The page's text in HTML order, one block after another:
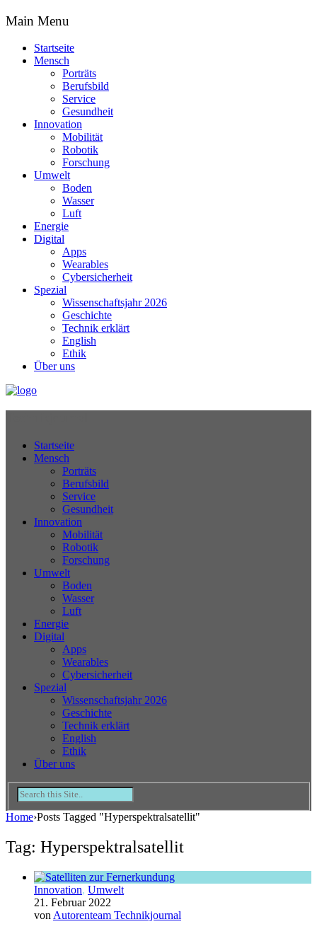
Main Menu
Startseite
Mensch
Porträts
Berufsbild
Service
Gesundheit
Innovation
Mobilität
Robotik
Forschung
Umwelt
Boden
Wasser
Luft
Energie
Digital
Apps
Wearables
Cybersicherheit
Spezial
Wissenschaftsjahr 2026
Geschichte
Technik erklärt
English
Ethik
Über uns
Startseite
Mensch
Porträts
Berufsbild
Service
Gesundheit
Innovation
Mobilität
Robotik
Forschung
Umwelt
Boden
Wasser
Luft
Energie
Digital
Apps
Wearables
Cybersicherheit
Spezial
Wissenschaftsjahr 2026
Geschichte
Technik erklärt
English
Ethik
Über uns
Home›Posts Tagged "Hyperspektralsatellit"
Tag: Hyperspektralsatellit
Innovation, Umwelt
21. Februar 2022
von Autorenteam Technikjournal